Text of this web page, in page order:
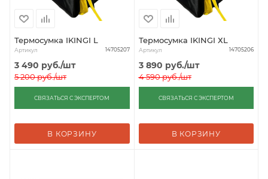
Термосумка IKINGI L
Артикул 14705207
3 490 руб./шт
5 200руб./шт
СВЯЗАТЬСЯ С ЭКСПЕРТОМ
В КОРЗИНУ
Термосумка IKINGI ХL
Артикул 14705206
3 890 руб./шт
4 590руб./шт
СВЯЗАТЬСЯ С ЭКСПЕРТОМ
В КОРЗИНУ